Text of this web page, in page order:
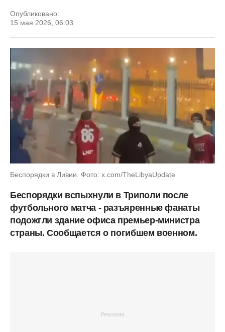
Опубликовано:
15 мая 2026, 06:03
Беспорядки в Ливии. Фото: x.com/TheLibyaUpdate
Беспорядки вспыхнули в Триполи после
футбольного матча - разъяренные фанаты
подожгли здание офиса премьер-министра
страны. Сообщается о погибшем военном.